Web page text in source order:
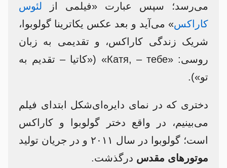
می‌رسد؛ سپس عبارت «فیلمی از لئوس
کاراکس» می‌آید و بعد عکس یکاترینا گولوبوا،
شریک زندگی کاراکس، و تقدیمی به زبان
روسی: «Катя, – тебе» («کاتیا – تقدیم به
تو»).
دختری که در نمای دایره‌ای‌شکل ابتدای فیلم
می‌بینیم، در واقع دختر گولوبوا و کاراکس
است؛ گولوبوا در سال ۲۰۱۱ و در جریان تولید
موتورهای مقدس درگذشت.